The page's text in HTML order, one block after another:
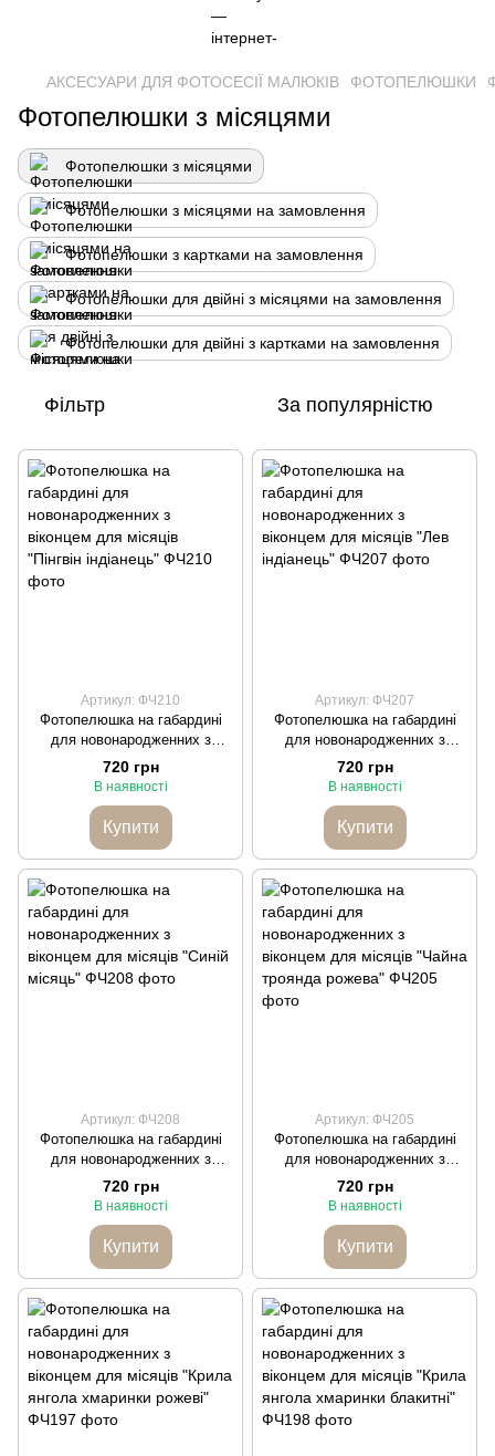
АКСЕСУАРИ ДЛЯ ФОТОСЕСІЇ МАЛЮКІВ ФОТОПЕЛЮШКИ
Фотопелюшки з місяцями
Фотопелюшки з місяцями
Фотопелюшки з місяцями на замовлення
Фотопелюшки з картками на замовлення
Фотопелюшки для двійні з місяцями на замовлення
Фотопелюшки для двійні з картками на замовлення
Фільтр За популярністю
Артикул: ФЧ210
Фотопелюшка на габардині
для новонародженних з
віконцем для місяців "Пінгвін
індіанець"
720 грн
В наявності
Купити
Артикул: ФЧ207
Фотопелюшка на габардині
для новонародженних з
віконцем для місяців "Лев
індіанець"
720 грн
В наявності
Купити
Артикул: ФЧ208
Фотопелюшка на габардині
для новонародженних з
віконцем для місяців "Синій
місяць"
720 грн
В наявності
Купити
Артикул: ФЧ205
Фотопелюшка на габардині
для новонародженних з
віконцем для місяців "Чайна
троянда рожева"
720 грн
В наявності
Купити